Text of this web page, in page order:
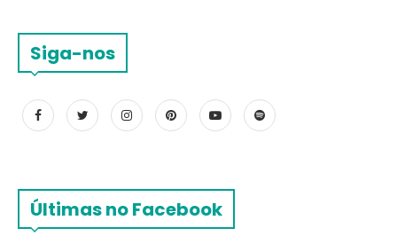
Siga-nos
Últimas no Facebook